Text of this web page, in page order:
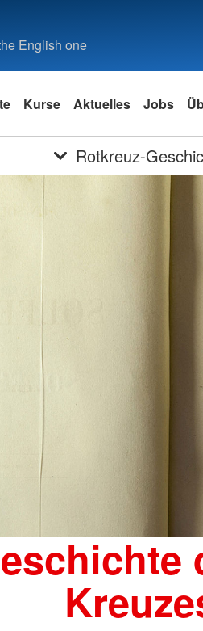
English one
Kurse Aktuelles Jobs
Rotkreuz-